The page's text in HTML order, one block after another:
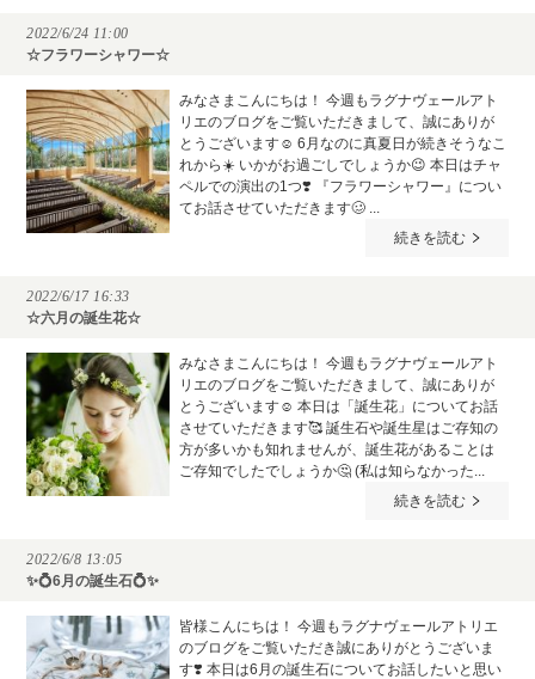
2022/6/24 11:00
☆フラワーシャワー☆
みなさまこんにちは！ 今週もラグナヴェールアト
リエのブログをご覧いただきまして、誠にありが
とうございます☺️ 6月なのに真夏日が続きそうなこ
れから☀️ いかがお過ごしでしょうか😉 本日はチャ
ペルでの演出の1つ❣️ 『フラワーシャワー』につい
てお話させていただきます🥴 ...
続きを読む
2022/6/17 16:33
☆六月の誕生花☆
みなさまこんにちは！ 今週もラグナヴェールアト
リエのブログをご覧いただきまして、誠にありが
とうございます☺️ 本日は「誕生花」についてお話
させていただきます🥰 誕生石や誕生星はご存知の
方が多いかも知れませんが、誕生花があることは
ご存知でしたでしょうか🤔 (私は知らなかった...
続きを読む
2022/6/8 13:05
✨💍6月の誕生石💍✨
皆様こんにちは！ 今週もラグナヴェールアトリエ
のブログをご覧いただき誠にありがとうございま
す❣️ 本日は6月の誕生石についてお話したいと思い